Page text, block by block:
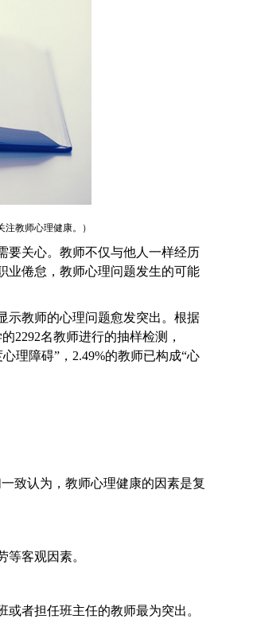
教师心理健康。）
要关心。教师不仅与他人一样经历
倦怠，教师心理问题发生的可能
示教师的心理问题愈发突出。根据
2292名教师进行的抽样检测，
心理障碍”，2.49%的教师已构成“心
致认为，教师心理健康的因素是复
客观因素。
者担任班主任的教师最为突出。